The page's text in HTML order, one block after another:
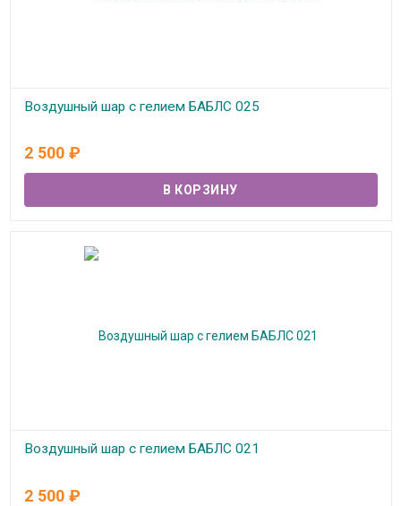
Воздушный шар с гелием БАБЛС 025
2 500 ₽
Воздушный шар с гелием БАБЛС 021
2 500 ₽